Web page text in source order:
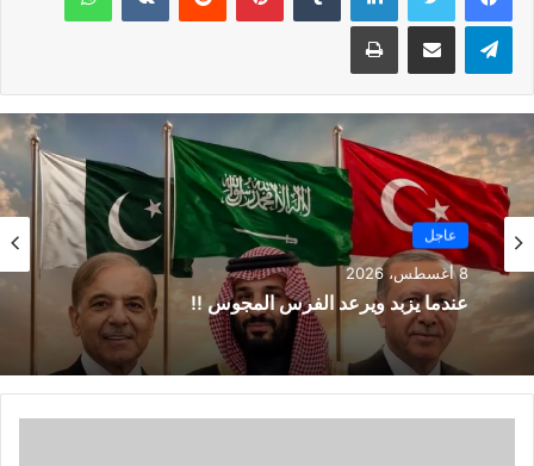
تيلقرام مشاركة عبر البريد طباعة
عاجل
8 أغسطس، 2026
عندما يزبد ويرعد الفرس المجوس !!